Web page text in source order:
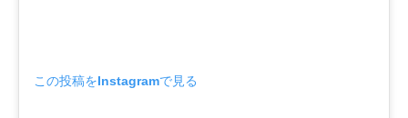
この投稿をInstagramで見る